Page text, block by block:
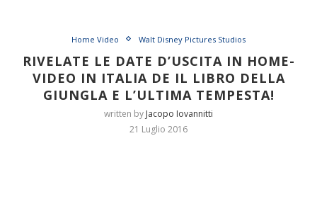
Home Video Walt Disney Pictures Studios
RIVELATE LE DATE D’USCITA IN HOME-
VIDEO IN ITALIA DE IL LIBRO DELLA
GIUNGLA E L’ULTIMA TEMPESTA!
written by Jacopo Iovannitti
21 Luglio 2016